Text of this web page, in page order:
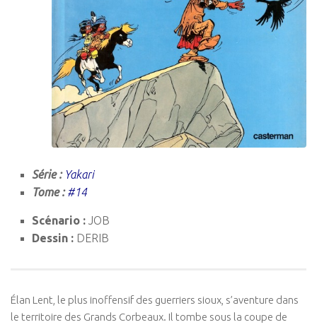
Série : Yakari
Tome :#14
Scénario : JOB
Dessin : DERIB
Élan Lent, le plus inoffensif des guerriers sioux, s’aventure dans
le territoire des Grands Corbeaux. Il tombe sous la coupe de